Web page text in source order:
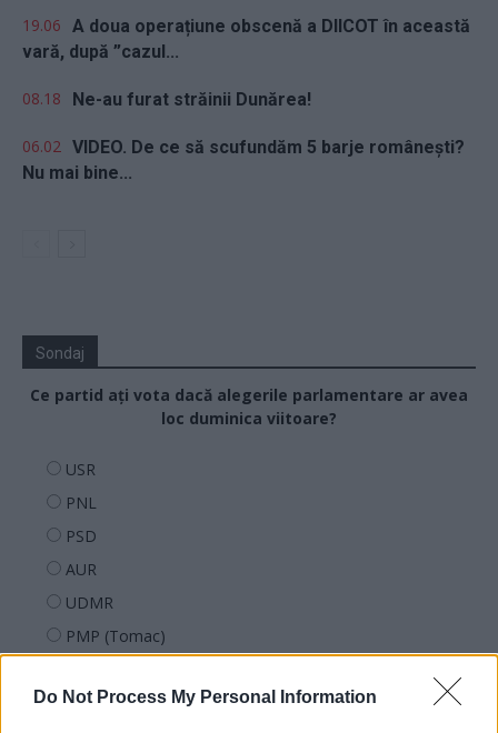
Do Not Process My Personal Information
19.06 A doua operațiune obscenă a DIICOT în această
vară, după ”cazul...
08.18 Ne-au furat străinii Dunărea!
06.02 VIDEO. De ce să scufundăm 5 barje românești?
Nu mai bine...
Sondaj
Ce partid ați vota dacă alegerile parlamentare ar avea
loc duminica viitoare?
USR
PNL
PSD
AUR
UDMR
PMP (Tomac)
PNȚMM